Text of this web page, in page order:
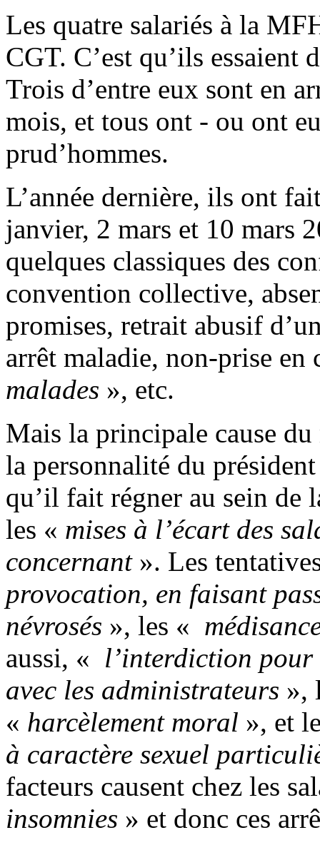
Les quatre salariés à la
CGT. C’est qu’ils essaient
Trois d’entre eux sont en
mois, et tous ont - ou ont
prud’hommes.
L’année dernière, ils ont
janvier, 2 mars et 10 mars
quelques classiques des
convention collective,
promises, retrait abusif
arrêt maladie, non-prise en
malades », etc.
Mais la principale cause du
la personnalité du
qu’il fait régner au sein de
les « mises à l’écart des
concernant». Les
provocation, en faisant
névrosés », les «
aussi, « l’interdiction pour
avec les administrateurs »,
« harcèlement moral », et
à caractère sexuel
facteurs causent chez les
insomnies » et donc ces